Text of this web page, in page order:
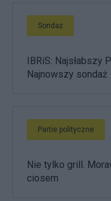
Sondaż
IBRiS: Najsłabszy
Najnowszy sondaż
Partie polityczne
Nie tylko grill.
ciosem